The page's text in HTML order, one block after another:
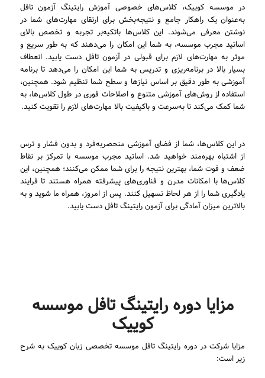
در موسسه کوییک، کلاس‌های خصوصی آموزش رایتینگ آزمون تافل
به‌عنوان یک راهکار جامع و نتیجه‌بخش برای ارتقای مهارت‌های شما در
نوشتن معرفی می‌شوند. این کلاس‌ها باتکیه‌بر تجربه و تخصص بالای
اساتید مجرب موسسه، به شما این امکان را می‌دهند که به طور سریع و
موثر به مهارت‌های لازم برای قبولی در آزمون تافل دست یابید. انعطاف
بسیار بالا در برنامه‌ریزی و تدریس به شما این امکان را می‌دهد تا برنامه
آموزشی به طور دقیق بر اساس نیازها و سطح شما تنظیم شود. همچنین،
استفاده از روش‌های آموزشی متنوع و اصلاحات فوری در طول کلاس‌ها، به
شما کمک می‌کند تا به‌سرعت و باکیفیت بالا مهارت‌های لازم را تقویت کنید.
در این کلاس‌ها، شما از فضای آموزشی منحصربه‌فرد و بدون فشار و ترس
از اشتباه بهره‌مند خواهید شد. اساتید مجرب موسسه با تمرکز بر نقاط
ضعف و قوت شما، بهترین نتیجه را برای شما ممکن می‌کنند؛ همچنین، این
کلاس‌ها با امکانات مدرن و فناوری‌های پیشرفته همراه هستند تا فرایند
یادگیری شما را از هر لحاظ تسهیل کنند. پس از امروز، همراه ما شوید و به
بالاترین میزان آمادگی برای آزمون رایتینگ تافل دست یابید.
مزایا دوره رایتینگ تافل موسسه
کوییک
مزایا شرکت در دوره رایتینگ تافل موسسه تخصصی زبان کوییک به شرح
زیر است: